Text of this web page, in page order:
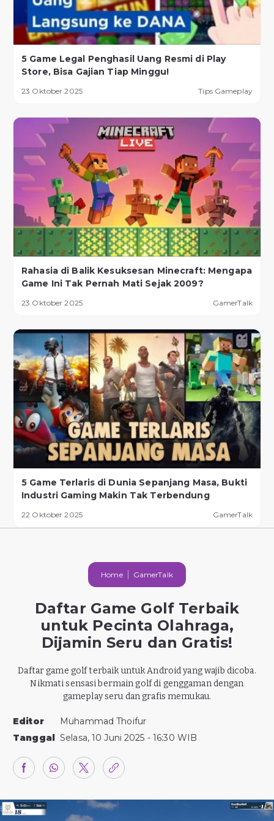
5 Game Legal Penghasil Uang Resmi di Play
Store, Bisa Gajian Tiap Minggu!
23 Oktober 2025 Tips Gameplay
Rahasia di Balik Kesuksesan Minecraft: Mengapa
Game Ini Tak Pernah Mati Sejak 2009?
23 Oktober 2025 GamerTalk
5 Game Terlaris di Dunia Sepanjang Masa, Bukti
Industri Gaming Makin Tak Terbendung
22 Oktober 2025 GamerTalk
Home GamerTalk
Daftar Game Golf Terbaik
untuk Pecinta Olahraga,
Dijamin Seru dan Gratis!
Daftar game golf terbaik untuk Android yang wajib dicoba.
Nikmati sensasi bermain golf di genggaman dengan
gameplay seru dan grafis memukau.
Editor
Muhammad Thoifur
Tanggal Selasa, 10 Juni 2025 - 16:30 WIB